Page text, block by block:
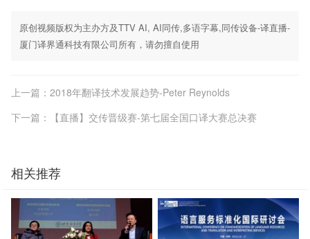
原创视频版权为主办方及TTV AI, AI同传,多语字幕,同传设备-译直播-
厦门译界通科技有限公司所有，请勿擅自使用
上一篇：2018年翻译技术发展趋势-Peter Reynolds
下一篇：【直播】交传晋级赛-第七届全国口译大赛总决赛
相关推荐